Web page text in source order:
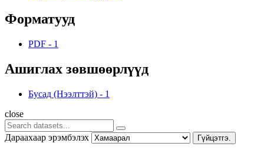
Форматууд
PDF - 1
Ашиглах зөвшөөрлүүд
Бусад (Нээлттэй) - 1
close
Дараахаар эрэмбэлэх Гүйцэтгэ.